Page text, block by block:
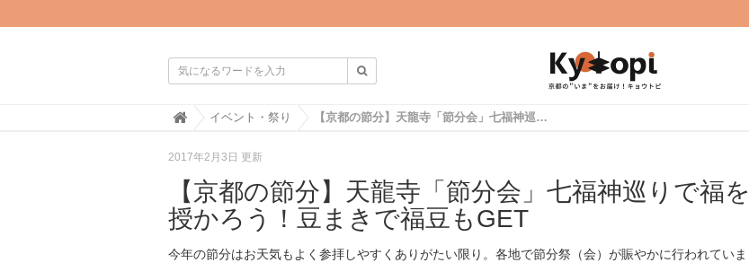
H
e
イベント・祭り 【京都の節分】天龍寺「節分会」七福神巡りで福を授かろう！豆まきで福豆もGET
2017年2月3日 更新
【京都の節分】天龍寺「節分会」七福神巡りで福を
授かろう！豆まきで福豆もGET
今年の節分はお天気もよく参拝しやすくありがたい限り。各地で節分祭（会）が賑やかに行われていま